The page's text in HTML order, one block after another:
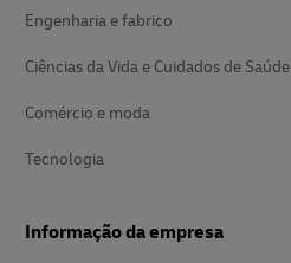
Engenharia e fabrico
Ciências da Vida e Cuidados de Saúde
Comércio e moda
Tecnologia
Informação da empresa